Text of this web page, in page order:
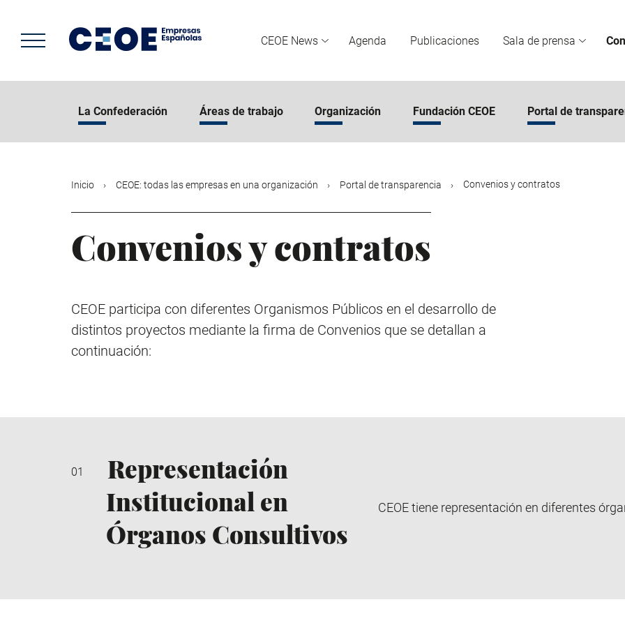
contenido
principal
CEOE News Agenda Publicaciones Sala de prensa
La Confederación Áreas de trabajo Organización Fundación CEOE Portal de
Inicio CEOE: todas las empresas en una organización Portal de transparencia Convenios y contratos
Convenios y contratos
CEOE participa con diferentes Organismos Públicos en el desarrollo de
distintos proyectos mediante la firma de Convenios que se detallan a
continuación:
Representación
Institucional en
Órganos Consultivos
CEOE tiene representación en diferentes